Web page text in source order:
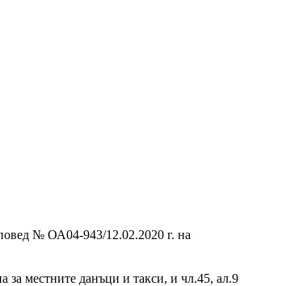
№ ОА04-943/12.02.2020 г. на
за местните данъци и такси, и чл.45, ал.9